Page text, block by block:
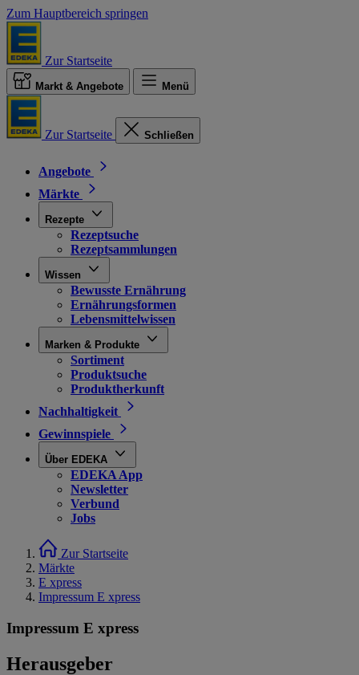
Zum Hauptbereich springen
Zur Startseite
Markt & Angebote Menü
Zur Startseite Schließen
Angebote
Märkte
Rezepte
Rezeptsuche
Rezeptsammlungen
Wissen
Bewusste Ernährung
Ernährungsformen
Lebensmittelwissen
Marken & Produkte
Sortiment
Produktsuche
Produktherkunft
Nachhaltigkeit
Gewinnspiele
Über EDEKA
EDEKA App
Newsletter
Verbund
Jobs
Zur Startseite
Märkte
E xpress
Impressum E xpress
Impressum E xpress
Herausgeber